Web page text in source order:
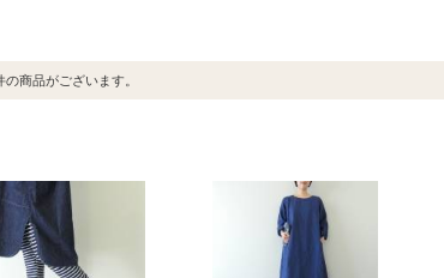
の商品がございます。